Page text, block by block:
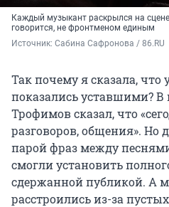
Каждый музыкант раскрылся на
говорится, не фронтменом единым
Источник: Сабина Сафронова / 86.RU
Так почему я сказала,
показались уставшими? В
Трофимов сказал, что
разговоров, общения». Но
парой фраз между
смогли установить
сдержанной публикой. А
расстроились из-за